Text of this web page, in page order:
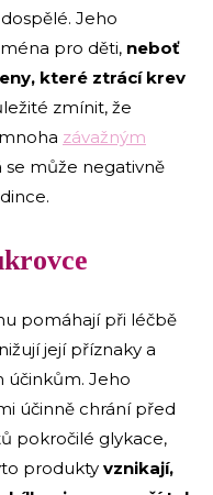
Jeho
pro děti, neboť
které ztrácí krev
zmínit, že
závažným
se může negativně
pomáhají při léčbě
její příznaky a
Jeho
účinně chrání před
pokročilé glykace,
produkty vznikají,